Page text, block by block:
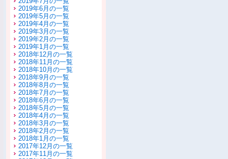
2019年6月の一覧
2019年5月の一覧
2019年4月の一覧
2019年3月の一覧
2019年2月の一覧
2019年1月の一覧
2018年12月の一覧
2018年11月の一覧
2018年10月の一覧
2018年9月の一覧
2018年8月の一覧
2018年7月の一覧
2018年6月の一覧
2018年5月の一覧
2018年4月の一覧
2018年3月の一覧
2018年2月の一覧
2018年1月の一覧
2017年12月の一覧
2017年11月の一覧